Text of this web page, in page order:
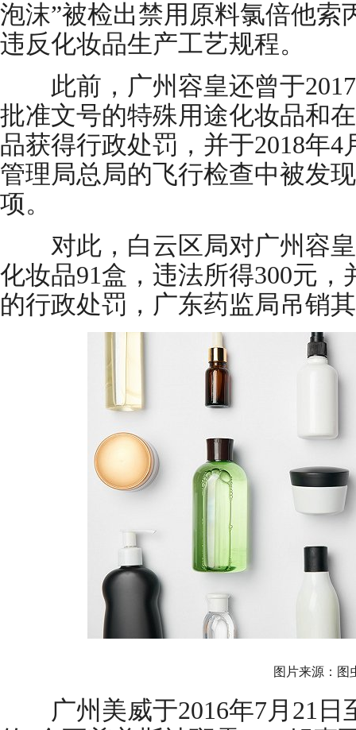
泡沫”被检出禁用原料氯倍他索
违反化妆品生产工艺规程。
此前，广州容皇还曾于2017
批准文号的特殊用途化妆品和
品获得行政处罚，并于2018年
管理局总局的飞行检查中被发
项。
对此，白云区局对广州容皇
化妆品91盒，违法所得300元，
的行政处罚，广东药监局吊销
图片来源：图
广州美威于2016年7月21日